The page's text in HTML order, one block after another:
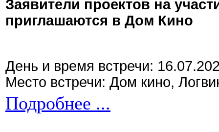
Заявители проектов на
приглашаются в Дом Кино
День и время встречи:
Место встречи: Дом кино,
Подробнее ...